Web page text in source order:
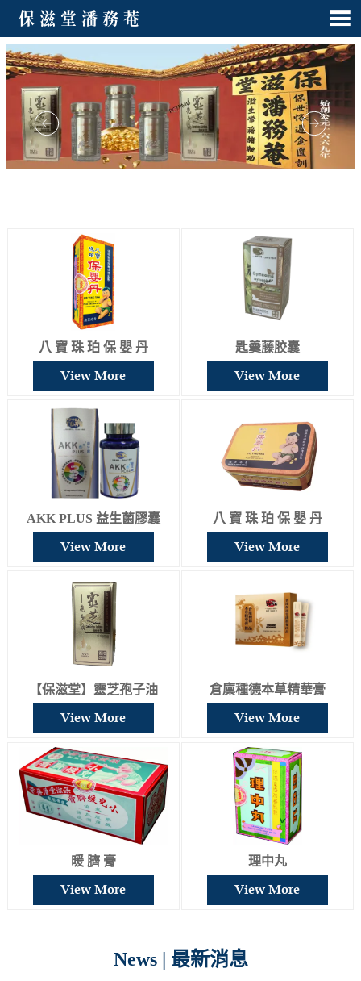
保滋堂潘務菴 
八 寶 珠 珀 保 嬰 丹
View More
匙羹藤胶囊
View More
AKK PLUS 益生菌膠囊
View More
八 寶 珠 珀 保 嬰 丹
View More
【保滋堂】靈芝孢子油
View More
倉廩種德本草精華膏
View More
暖 臍 膏
View More
理中丸
View More
News | 最新消息